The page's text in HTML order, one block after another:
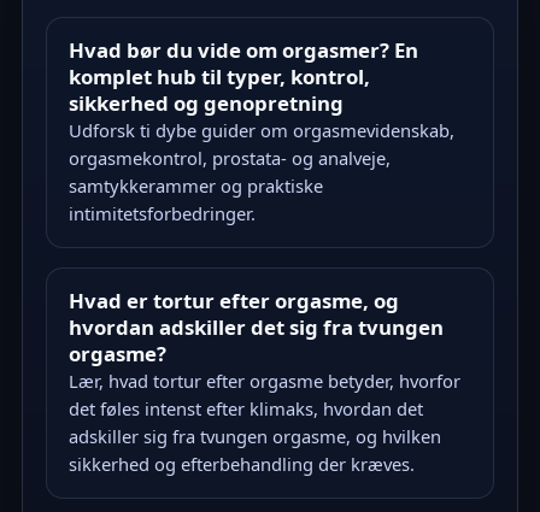
Hvad bør du vide om orgasmer? En
komplet hub til typer, kontrol,
sikkerhed og genopretning
Udforsk ti dybe guider om orgasmevidenskab,
orgasmekontrol, prostata- og analveje,
samtykkerammer og praktiske
intimitetsforbedringer.
Hvad er tortur efter orgasme, og
hvordan adskiller det sig fra tvungen
orgasme?
Lær, hvad tortur efter orgasme betyder, hvorfor
det føles intenst efter klimaks, hvordan det
adskiller sig fra tvungen orgasme, og hvilken
sikkerhed og efterbehandling der kræves.